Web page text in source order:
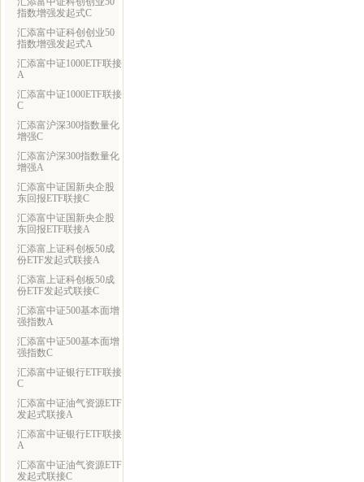
指数增强发起式C
汇添富中证科创创业50
指数增强发起式A
汇添富中证1000ETF联接
A
汇添富中证1000ETF联接
C
汇添富沪深300指数量化
增强C
汇添富沪深300指数量化
增强A
汇添富中证国新央企股
东回报ETF联接C
汇添富中证国新央企股
东回报ETF联接A
汇添富上证科创板50成
份ETF发起式联接A
汇添富上证科创板50成
份ETF发起式联接C
汇添富中证500基本面增
强指数A
汇添富中证500基本面增
强指数C
汇添富中证银行ETF联接
C
汇添富中证油气资源ETF
发起式联接A
汇添富中证银行ETF联接
A
汇添富中证油气资源ETF
发起式联接C